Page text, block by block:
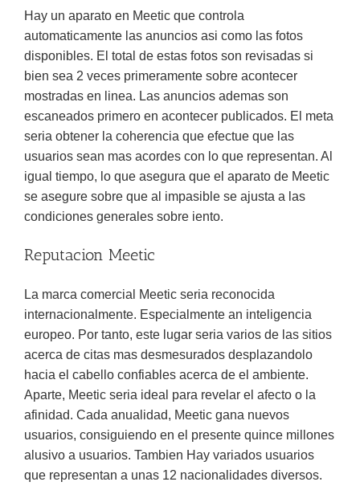
Hay un aparato en Meetic que controla
automaticamente las anuncios asi­ como las fotos
disponibles. El total de estas fotos son revisadas si
bien sea 2 veces primeramente sobre acontecer
mostradas en linea. Las anuncios ademas son
escaneados primero en acontecer publicados. El meta
seria obtener la coherencia que efectue que las
usuarios sean mas acordes con lo que representan. Al
igual tiempo, lo que asegura que el aparato de Meetic
se asegure sobre que al impasible se ajusta a las
condiciones generales sobre iento.
Reputacion Meetic
La marca comercial Meetic seria reconocida
internacionalmente. Especialmente an inteligencia
europeo. Por tanto, este lugar seria varios de las sitios
acerca de citas mas desmesurados desplazandolo
hacia el cabello confiables acerca de el ambiente.
Aparte, Meetic seria ideal para revelar el afecto o la
afinidad. Cada anualidad, Meetic gana nuevos
usuarios, consiguiendo en el presente quince millones
alusivo a usuarios. Tambien Hay variados usuarios
que representan a unas 12 nacionalidades diversos.